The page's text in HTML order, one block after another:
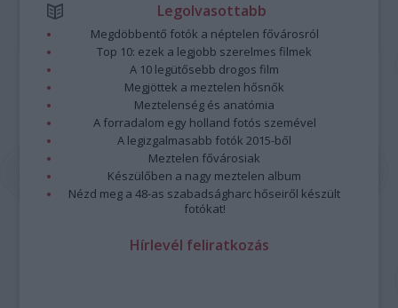
Legolvasottabb
Megdöbbentő fotók a néptelen fővárosról
Top 10: ezek a legjobb szerelmes filmek
A 10 legütősebb drogos film
Megjöttek a meztelen hősnők
Meztelenség és anatómia
A forradalom egy holland fotós szemével
A legizgalmasabb fotók 2015-ből
Meztelen fővárosiak
Készülőben a nagy meztelen album
Nézd meg a 48-as szabadságharc hőseiről készült
fotókat!
Hírlevél feliratkozás